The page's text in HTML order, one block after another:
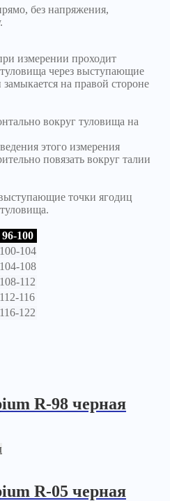
без напряжения,
измерении проходит
через выступающие
на правой стороне
вокруг туловища на
этого измерения
повязать вокруг талии
точки ягодиц
96-100
100-104
104-108
108-112
112-116
116-122
R-98 черная
R-05 черная